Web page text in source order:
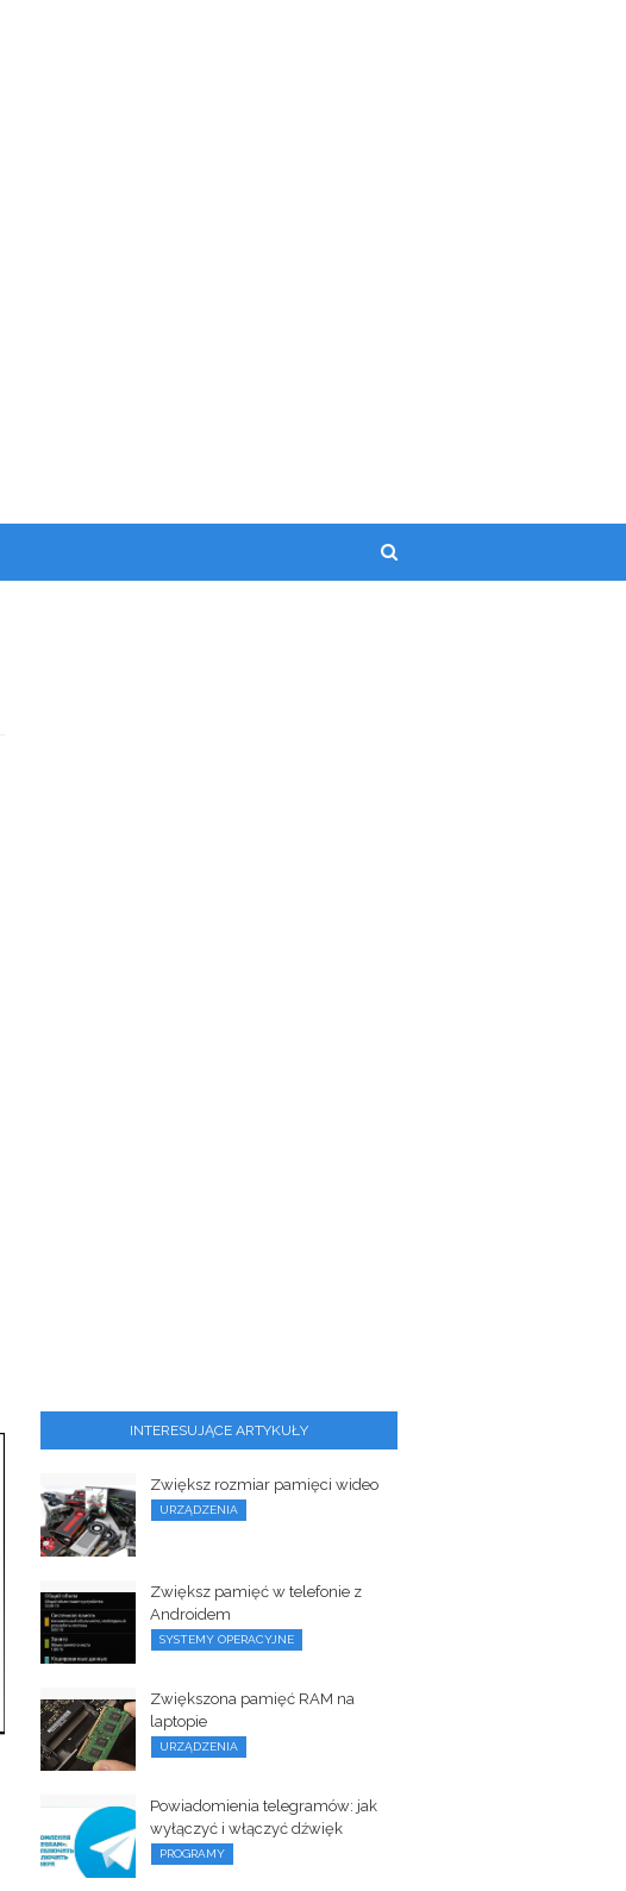
INTERESUJĄCE ARTYKUŁY
Zwiększ rozmiar pamięci wideo
URZĄDZENIA
Zwiększ pamięć w telefonie z
Androidem
SYSTEMY OPERACYJNE
Zwiększona pamięć RAM na
laptopie
URZĄDZENIA
Powiadomienia telegramów: jak
wyłączyć i włączyć dźwięk
PROGRAMY